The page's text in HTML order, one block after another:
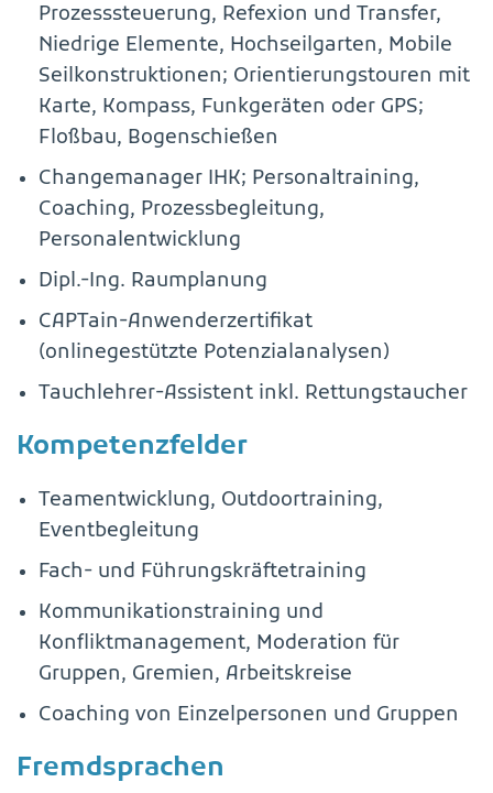
Prozesssteuerung, Refexion und Transfer,
Niedrige Elemente, Hochseilgarten, Mobile
Seilkonstruktionen; Orientierungstouren mit
Karte, Kompass, Funkgeräten oder GPS;
Floßbau, Bogenschießen
Changemanager IHK; Personaltraining,
Coaching, Prozessbegleitung,
Personalentwicklung
Dipl.-Ing. Raumplanung
CAPTain-Anwenderzertifikat
(onlinegestützte Potenzialanalysen)
Tauchlehrer-Assistent inkl. Rettungstaucher
Kompetenzfelder
Teamentwicklung, Outdoortraining,
Eventbegleitung
Fach- und Führungskräftetraining
Kommunikationstraining und
Konfliktmanagement, Moderation für
Gruppen, Gremien, Arbeitskreise
Coaching von Einzelpersonen und Gruppen
Fremdsprachen